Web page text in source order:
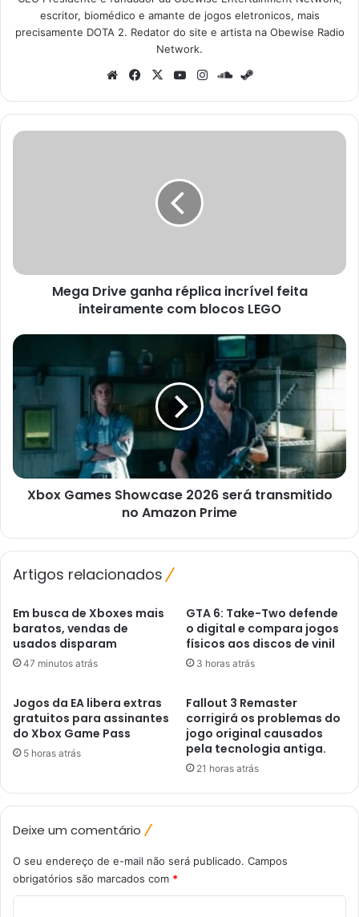
escritor, biomédico e amante de jogos eletronicos, mais
precisamente DOTA 2. Redator do site e artista na Obewise Radio
Network.
WebsiteFacebook
X YouTubeInstagramSoundCloud
Mega
blocos
Mega Drive ganha réplica incrível feita
inteiramente com blocos LEGO
Xbox
Showcase
2026
será
Amazon
Prime
Xbox Games Showcase 2026 será transmitido
no Amazon Prime
Artigos relacionados
Em busca de Xboxes mais
baratos, vendas de
usados disparam
47 minutos atrás
GTA 6: Take-Two defende
o digital e compara jogos
físicos aos discos de vinil
3 horas atrás
Jogos da EA libera extras
gratuitos para assinantes
do Xbox Game Pass
5 horas atrás
Fallout 3 Remaster
corrigirá os problemas do
jogo original causados ​​
pela tecnologia antiga.
21 horas atrás
Deixe um comentário
O seu endereço de e-mail não será publicado. Campos
obrigatórios são marcados com *